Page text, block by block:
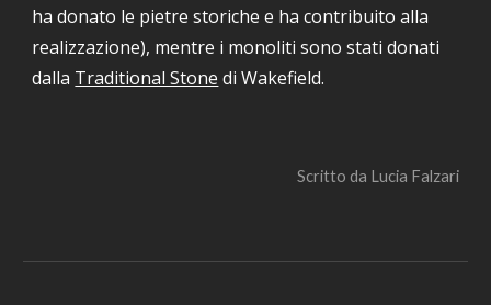
ha donato le pietre storiche e ha contribuito alla
realizzazione), mentre i monoliti sono stati donati
dalla Traditional Stone di Wakefield.
Scritto da Lucia Falzari